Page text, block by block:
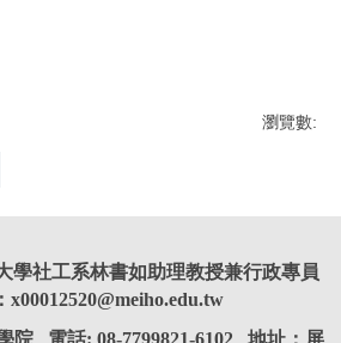
瀏覽數:
學社工系林書如助理教授兼行政專員